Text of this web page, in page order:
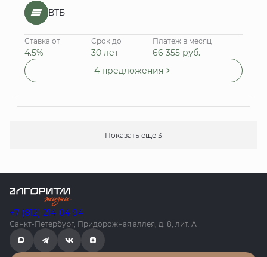
ВТБ
Ставка от
4.5%
Срок до
30 лет
Платеж в месяц
66 355 руб.
4 предложения
Показать еще 3
+7 (812) 214-04-94
Санкт-Петербург, Придорожная аллея, д. 8, лит. А